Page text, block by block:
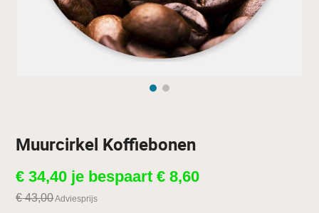
Muurcirkel Koffiebonen
€ 34,40 je bespaart€ 8,60
€43,00Adviesprijs